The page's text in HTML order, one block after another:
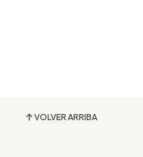
VOLVER ARRIBA